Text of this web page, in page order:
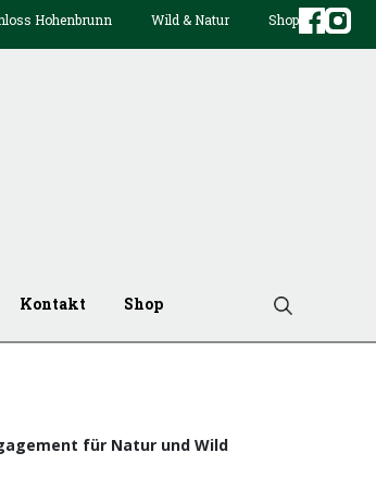
Hohenbrunn Wild & Natur Shop
Kontakt Shop
für Natur und Wild